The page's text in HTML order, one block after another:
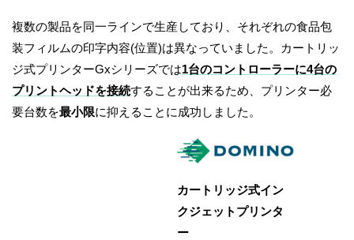
複数の製品を同一ラインで生産しており、それぞれの食品包
装フィルムの印字内容(位置)は異なっていました。カートリッ
ジ式プリンターGxシリーズでは1台のコントローラーに4台の
プリントヘッドを接続することが出来るため、プリンター必
要台数を最小限に抑えることに成功しました。
カートリッジ式イン
クジェットプリンタ
ー